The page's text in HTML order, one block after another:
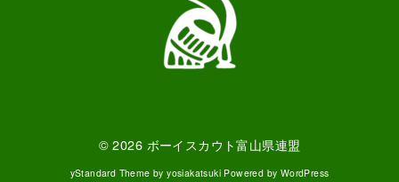
© 2026 ボーイスカウト富山県連盟
yStandard Theme byyosiakatsuki Powered by WordPress